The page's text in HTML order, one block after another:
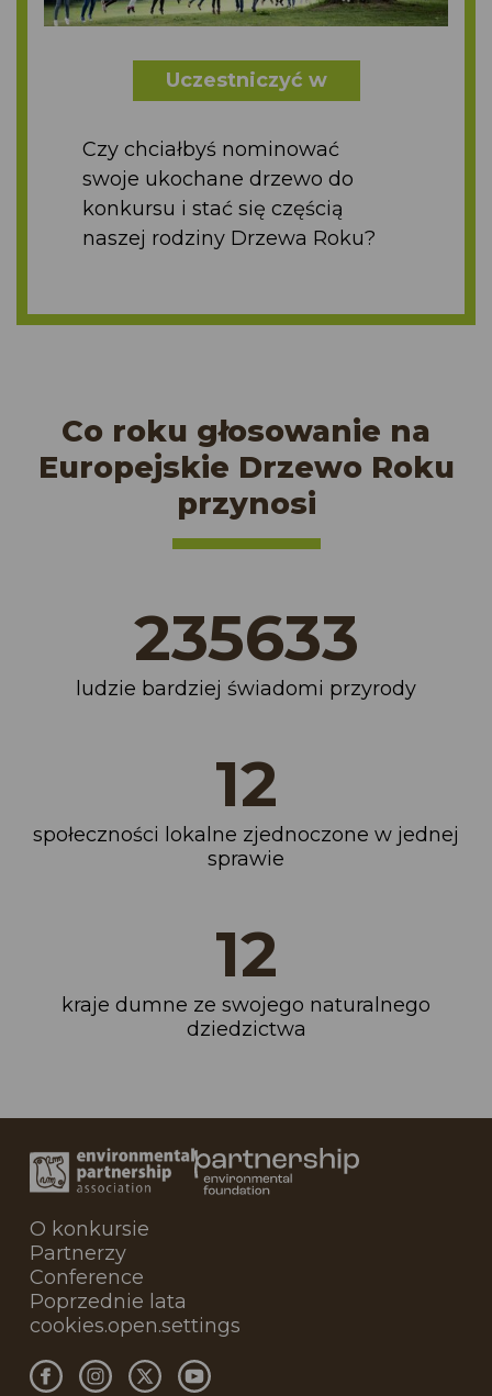
Uczestniczyć w
Czy chciałbyś nominować
swoje ukochane drzewo do
konkursu i stać się częścią
naszej rodziny Drzewa Roku?
Co roku głosowanie na
Europejskie Drzewo Roku
przynosi
271207
ludzie bardziej świadomi przyrody
14
społeczności lokalne zjednoczone w jednej
sprawie
14
kraje dumne ze swojego naturalnego
dziedzictwa
O konkursie
Partnerzy
Conference
Poprzednie lata
cookies.open.settings